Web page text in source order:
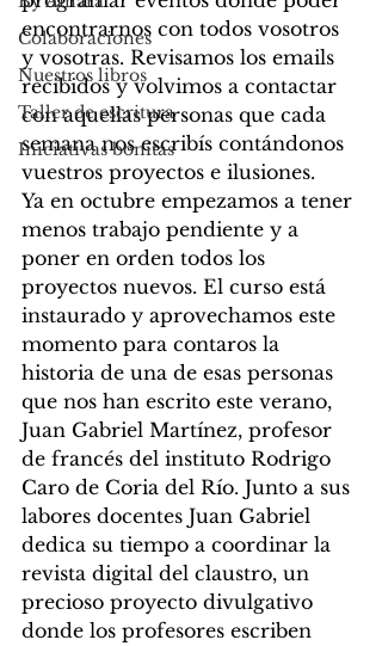
Colaboraciones
Nuestros libros
Taller de escritura
Iniciativas bonitas
encontrarnos con todos vosotros
y vosotras. Revisamos los emails
recibidos y volvimos a contactar
con aquellas personas que cada
semana nos escribís contándonos
vuestros proyectos e ilusiones.
Ya en octubre empezamos a tener
menos trabajo pendiente y a
poner en orden todos los
proyectos nuevos. El curso está
instaurado y aprovechamos este
momento para contaros la
historia de una de esas personas
que nos han escrito este verano,
Juan Gabriel Martínez, profesor
de francés del instituto Rodrigo
Caro de Coria del Río. Junto a sus
labores docentes Juan Gabriel
dedica su tiempo a coordinar la
revista digital del claustro, un
precioso proyecto divulgativo
donde los profesores escriben